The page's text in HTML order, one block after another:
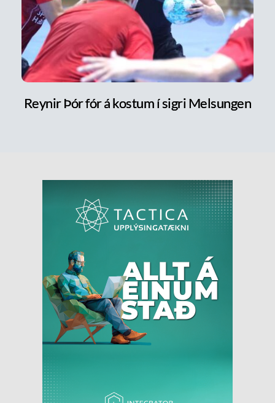
Reynir Þór fór á kostum í sigri Melsungen